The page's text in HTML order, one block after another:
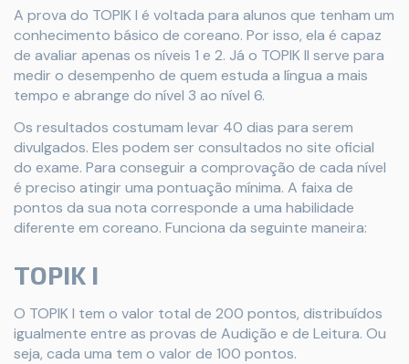
A prova do TOPIK I é voltada para alunos que tenham um
conhecimento básico de coreano. Por isso, ela é capaz
de avaliar apenas os níveis 1 e 2. Já o TOPIK II serve para
medir o desempenho de quem estuda a língua a mais
tempo e abrange do nível 3 ao nível 6.
Os resultados costumam levar 40 dias para serem
divulgados. Eles podem ser consultados no site oficial
do exame. Para conseguir a comprovação de cada nível
é preciso atingir uma pontuação mínima. A faixa de
pontos da sua nota corresponde a uma habilidade
diferente em coreano. Funciona da seguinte maneira:
TOPIK I
O TOPIK I tem o valor total de 200 pontos, distribuídos
igualmente entre as provas de Audição e de Leitura. Ou
seja, cada uma tem o valor de 100 pontos.